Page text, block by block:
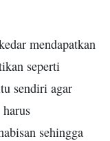
mendapatkan
seperti
sendiri agar
sehingga